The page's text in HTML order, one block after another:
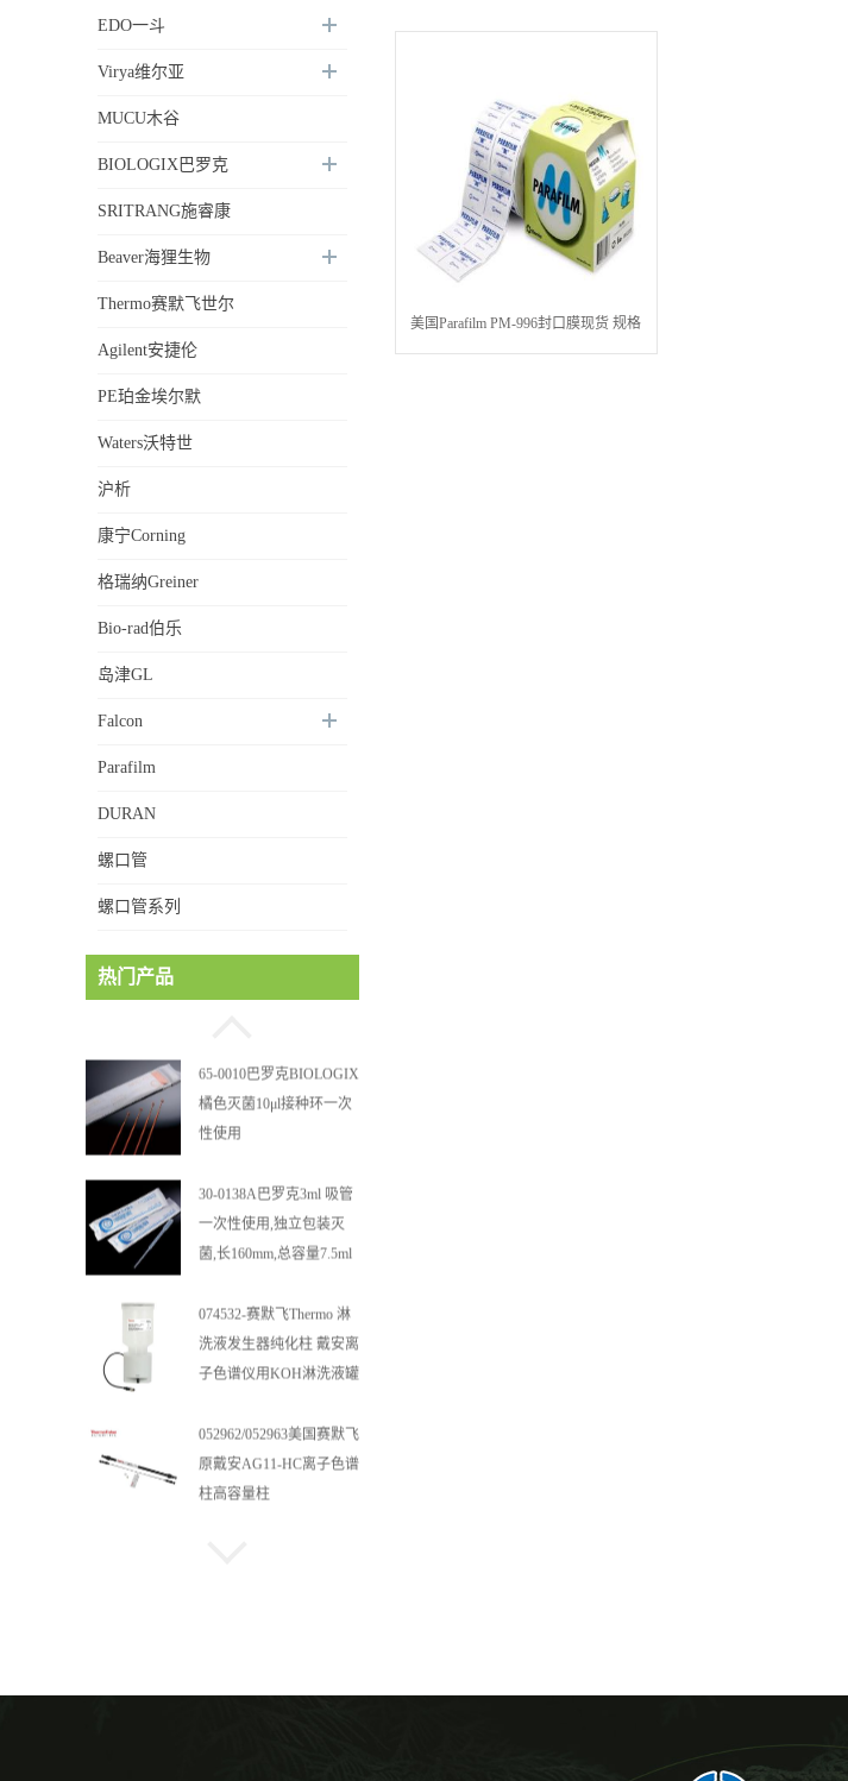
EDO一斗
Virya维尔亚
MUCU木谷
BIOLOGIX巴罗克
SRITRANG施睿康
Beaver海狸生物
Thermo赛默飞世尔
Agilent安捷伦
PE珀金埃尔默
Waters沃特世
沪析
康宁Corning
格瑞纳Greiner
Bio-rad伯乐
岛津GL
Falcon
Parafilm
DURAN
螺口管
螺口管系列
热门产品
巴罗克BIOLOGIX 55ml白
65-0010巴罗克BIOLOGIX
橘色灭菌10μl接种环一次
性使用
30-0138A巴罗克3ml 吸管
一次性使用,独立包装灭
菌,长160mm,总容量7.5ml
074532-赛默飞Thermo 淋
洗液发生器纯化柱 戴安离
子色谱仪用KOH淋洗液罐
052962/052963美国赛默飞
原戴安AG11-HC离子色谱
柱高容量柱
美国Parafilm PM-996封口膜现货 规格
4英寸×125英尺